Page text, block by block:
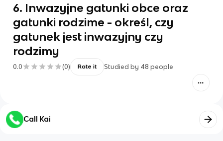
6. Inwazyjne gatunki obce oraz
gatunki rodzime - określ, czy
gatunek jest inwazyjny czy
rodzimy
0.0 (0) Rate it Studied by 48 people
Call Kai